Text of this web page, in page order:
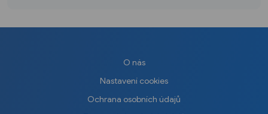
O nás
Nastavení cookies
Ochrana osobních údajů